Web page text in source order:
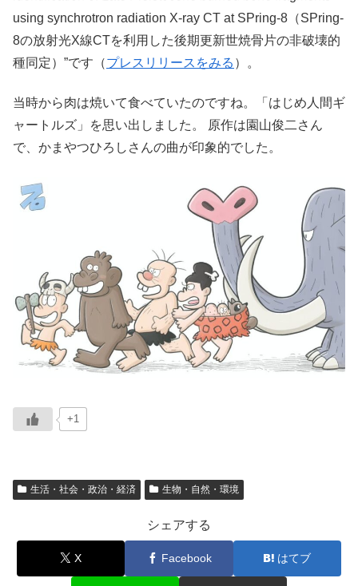
using synchrotron radiation X-ray CT at SPring-8（SPring-
8の放射光X線CTを利用した後期更新世焼骨片の非破壊的
種同定）”です（プレスリリースをみる ）。
当時から肉は焼いて食べていたのですね。「はじめ人間ギ
ャートルズ」を思い出しました。 原作は園山俊二さん
で、かまやつひろしさんの曲が印象的でした。
+1
生活・社会・政治・経済 生物・自然・環境
シェアする
X Facebook はてブ